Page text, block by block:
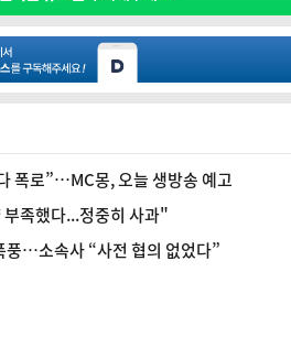
폭로”…MC몽, 오늘 생방송 예고
족했다...정중히 사과"
풍…소속사 “사전 협의 없었다”